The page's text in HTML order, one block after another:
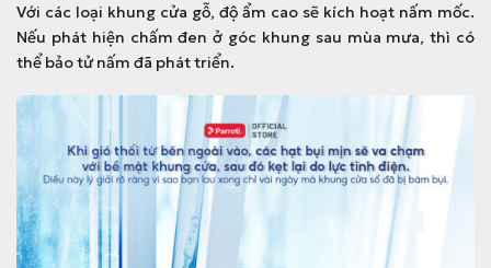
Với các loại khung cửa gỗ, độ ẩm cao sẽ kích hoạt nấm mốc.
Nếu phát hiện chấm đen ở góc khung sau mùa mưa, thì có
thể bảo tử nấm đã phát triển.